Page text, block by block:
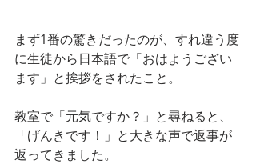
まず1番の驚きだったのが、すれ違う度
に生徒から日本語で「おはようござい
ます」と挨拶をされたこと。
教室で「元気ですか？」と尋ねると、
「げんきです！」と大きな声で返事が
返ってきました。